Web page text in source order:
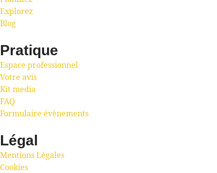
Explorez
Blog
Pratique
Espace professionnel
Votre avis
Kit media
FAQ
Formulaire évènements
Légal
Mentions Légales
Cookies